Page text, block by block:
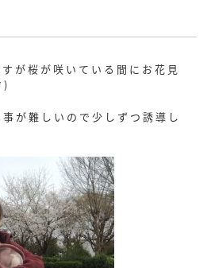
が桜が咲いている間にお花見
が難しいので少しずつ誘導し